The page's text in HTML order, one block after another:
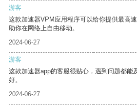
游客
这款加速器VPM应用程序可以给你提供最高
助你在网络上自由移动。
2024-06-27
游客
这款加速器app的客服很贴心，遇到问题都能
好。
2024-06-27